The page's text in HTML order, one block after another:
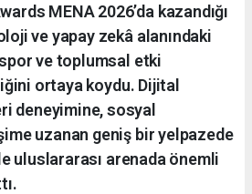
MENA 2026’da kazandığı
ve yapay zekâ alanındaki
ve toplumsal etki
ortaya koydu. Dijital
deneyimine, sosyal
uzanan geniş bir yelpazede
uluslararası arenada önemli